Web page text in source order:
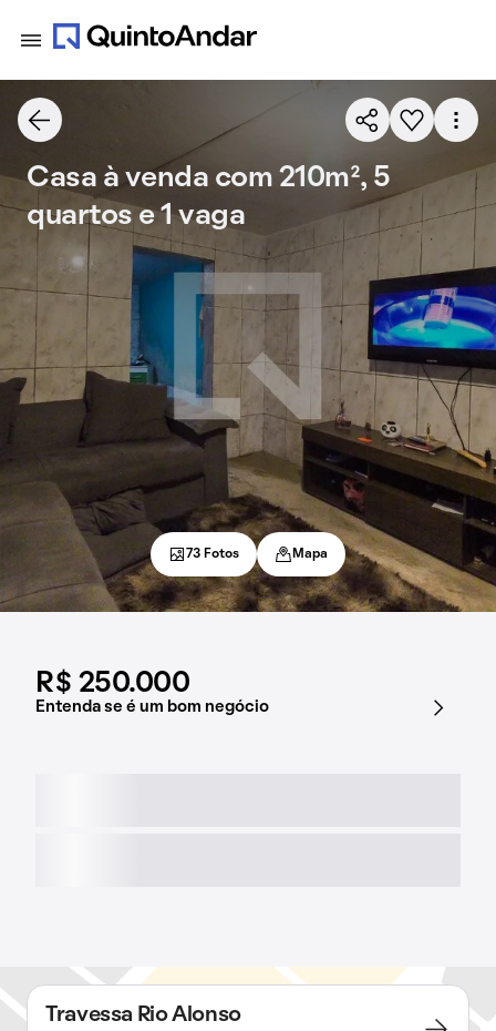
R$ 250.000
Entenda se é um bom negócio
Casa à venda com 210m², 5
quartos e 1 vaga
73 Fotos Mapa
Travessa Rio Alonso